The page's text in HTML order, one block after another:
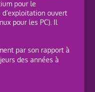
pour le
d’exploitation ouvert
pour les PC). Il
par son rapport à
des années à